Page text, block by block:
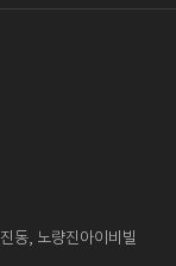
동, 노량진아이비빌